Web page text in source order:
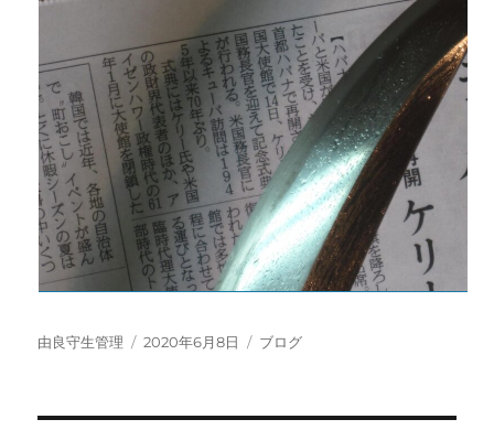
投
由良守生管理
投
2020年6月8日
カ
ブログ